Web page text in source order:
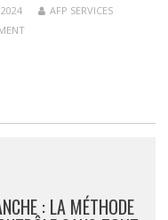
AFP SERVICES
: LA MÉTHODE